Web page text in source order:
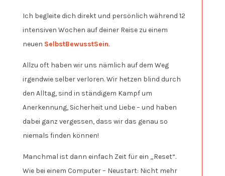
Ich begleite dich direkt und persönlich während 12
intensiven Wochen auf deiner Reise zu einem
neuen SelbstBewusstSein.
Allzu oft haben wir uns nämlich auf dem Weg
irgendwie selber verloren. Wir hetzen blind durch
den Alltag, sind in ständigem Kampf um
Anerkennung, Sicherheit und Liebe – und haben
dabei ganz vergessen, dass wir das genau so
niemals finden können!
Manchmal ist dann einfach Zeit für ein „Reset“.
Wie bei einem Computer – Neustart: Nicht mehr